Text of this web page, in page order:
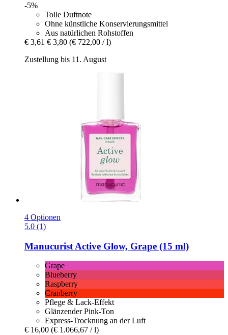
-5%
Tolle Duftnote
Ohne künstliche Konservierungsmittel
Aus natürlichen Rohstoffen
€ 3,61 € 3,80 (€ 722,00 / l)
Zustellung bis 11. August
4 Optionen
5.0 (1)
Manucurist Active Glow, Grape (15 ml)
Grape
Blueberry
Raspberry
Cranberry
Pflege & Lack-Effekt
Glänzender Pink-Ton
Express-Trocknung an der Luft
€ 16,00 (€ 1.066,67 / l)